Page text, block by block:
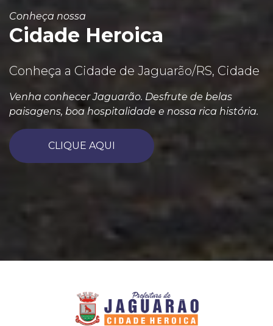
Conheça nossa
Cidade Heroica
Conheça a Cidade de Jaguarão/RS, Cidade
Venha conhecer Jaguarão. Desfrute de belas
paisagens, boa hospitalidade e nossa rica história.
CLIQUE AQUI